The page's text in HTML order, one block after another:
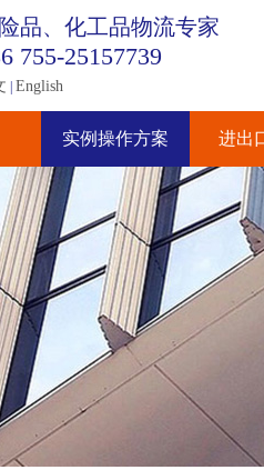
实例操作方案 进出
品、化工品物流专家
755-25157739
English